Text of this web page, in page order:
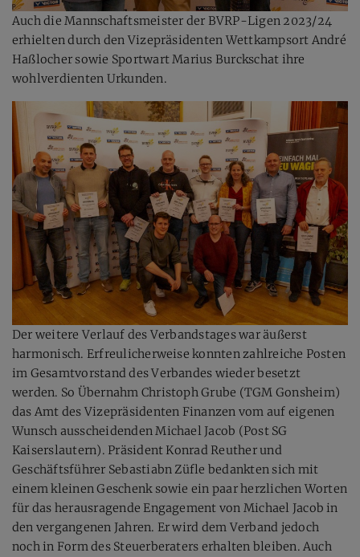
Auch die Mannschaftsmeister der BVRP-Ligen 2023/24
erhielten durch den Vizepräsidenten Wettkampsort André
Haßlocher sowie Sportwart Marius Burckschat ihre
wohlverdienten Urkunden.
Der weitere Verlauf des Verbandstages war äußerst
harmonisch. Erfreulicherweise konnten zahlreiche Posten
im Gesamtvorstand des Verbandes wieder besetzt
werden. So Übernahm Christoph Grube (TGM Gonsheim)
das Amt des Vizepräsidenten Finanzen vom auf eigenen
Wunsch ausscheidenden Michael Jacob (Post SG
Kaiserslautern). Präsident Konrad Reuther und
Geschäftsführer Sebastiabn Züfle bedankten sich mit
einem kleinen Geschenk sowie ein paar herzlichen Worten
für das herausragende Engagement von Michael Jacob in
den vergangenen Jahren. Er wird dem Verband jedoch
noch in Form des Steuerberaters erhalten bleiben. Auch